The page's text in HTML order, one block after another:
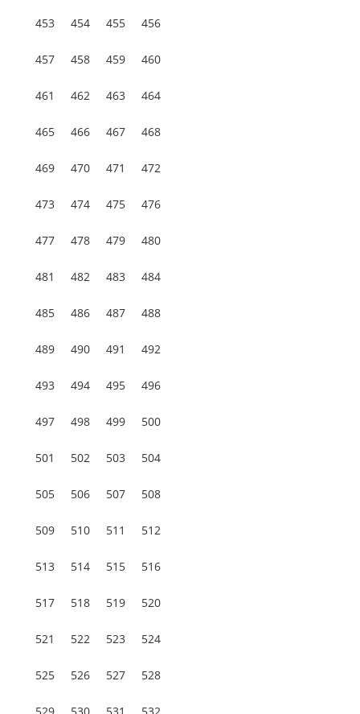
453 454 455 456
457 458 459 460
461 462 463 464
465 466 467 468
469 470 471 472
473 474 475 476
477 478 479 480
481 482 483 484
485 486 487 488
489 490 491 492
493 494 495 496
497 498 499 500
501 502 503 504
505 506 507 508
509 510 511 512
513 514 515 516
517 518 519 520
521 522 523 524
525 526 527 528
529 530 531 532